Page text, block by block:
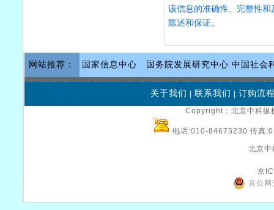
该信息的准确性、完整性
陈述和保证。
网站推荐： 国家信息中心 国务院发展研究中心 中国社会
关于我们 联系我们 订购流
Copyright：北京中科
电话:010-84675230 传真
北京中
京
京公